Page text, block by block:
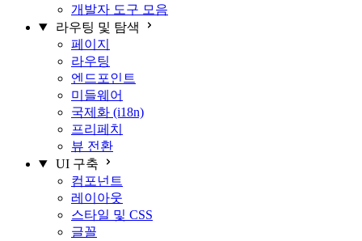
개발자 도구 모음
라우팅 및 탐색
페이지
라우팅
엔드포인트
미들웨어
국제화 (i18n)
프리페치
뷰 전환
UI 구축
컴포넌트
레이아웃
스타일 및 CSS
글꼴